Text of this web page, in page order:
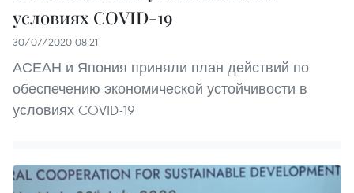
условиях COVID-19
30/07/2020 08:21
АСЕАН и Япония приняли план действий по
обеспечению экономической устойчивости в
условиях COVID-19